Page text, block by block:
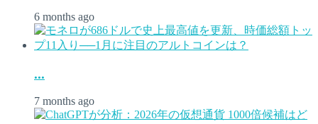
6 months ago
...
7 months ago